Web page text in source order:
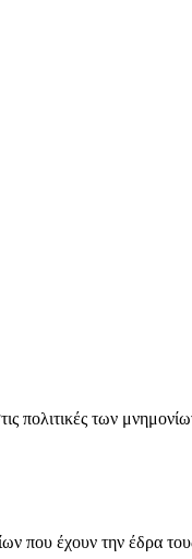
των
που έχουν την έδρα